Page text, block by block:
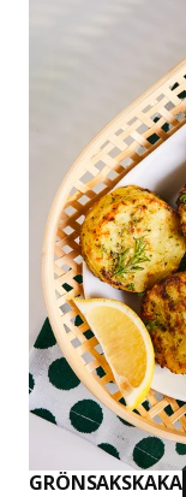
GRÖNSAKSKAKA